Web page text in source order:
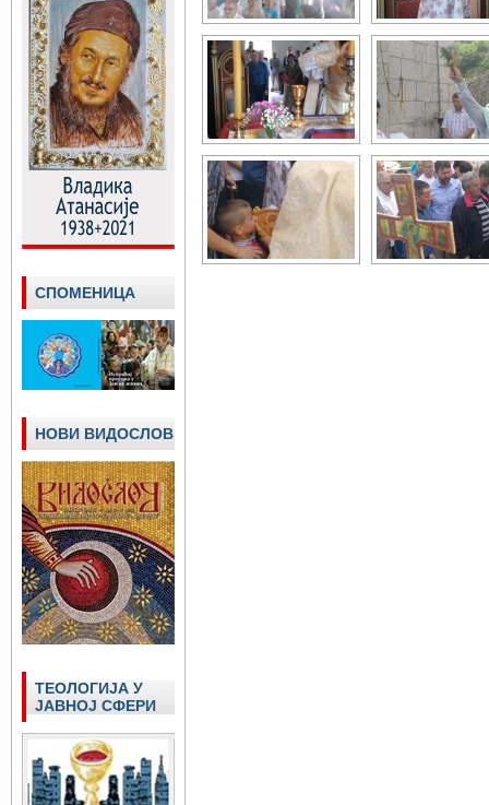
СПОМЕНИЦА
НОВИ ВИДОСЛОВ
ТЕОЛОГИЈА У
ЈАВНОЈ СФЕРИ